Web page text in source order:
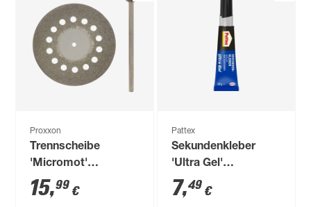
Proxxon
Trennscheibe
'Micromot'
diamantiert Ø 38 x
0,6 mm
15,99 €
Pattex
Sekundenkleber
'Ultra Gel'
transparent 10 g
7,49 €